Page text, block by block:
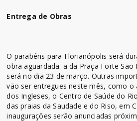
Entrega de Obras
O parabéns para Florianópolis será
obra aguardada: a da Praça Forte São
será no dia 23 de março. Outras
vão ser entregues neste mês, como o
dos Ingleses, o Centro de Saúde do
das praias da Saudade e do Riso, em
inaugurações serão anunciadas